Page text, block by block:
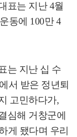
표는 지난4월
운동에 100만4
는 지난 십 수
에서 받은 정년퇴
고민하다가,
심해 거창군에
게 됐다며 우리